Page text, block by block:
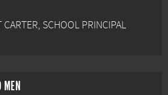
CARTER, SCHOOL PRINCIPAL
MEN